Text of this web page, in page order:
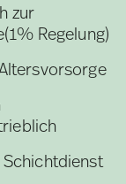
zur
Regelung)